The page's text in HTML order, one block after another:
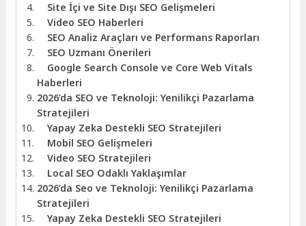
Site İçi ve Site Dışı SEO Gelişmeleri
Video SEO Haberleri
SEO Analiz Araçları ve Performans Raporları
SEO Uzmanı Önerileri
Google Search Console ve Core Web Vitals
Haberleri
2026’da SEO ve Teknoloji: Yenilikçi Pazarlama
Stratejileri
Yapay Zeka Destekli SEO Stratejileri
Mobil SEO Gelişmeleri
Video SEO Stratejileri
Local SEO Odaklı Yaklaşımlar
2026’da Seo ve Teknoloji: Yenilikçi Pazarlama
Stratejileri
Yapay Zeka Destekli SEO Stratejileri